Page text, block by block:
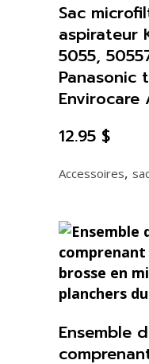
Accessoires,
Sac
aspirateur
5055,
Panasonic
Envirocare
12.95 $
Ensemble